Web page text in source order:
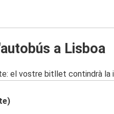
a Lisboa
el vostre bitllet contindrà la